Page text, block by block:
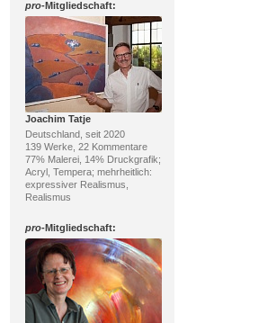
pro-Mitgliedschaft:
Joachim Tatje
Deutschland, seit 2020
139 Werke, 22 Kommentare
77% Malerei, 14% Druckgrafik;
Acryl, Tempera; mehrheitlich:
expressiver Realismus,
Realismus
pro-Mitgliedschaft: